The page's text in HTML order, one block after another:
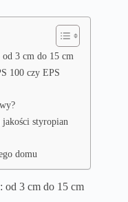
3 cm do 15 cm
100 czy EPS
styropian
domu
od 3 cm do 15 cm